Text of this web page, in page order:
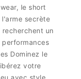
le short
l'arme secrète
un
Dominez le
votre
avec style